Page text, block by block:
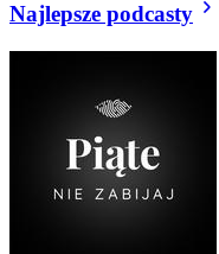
Najlepsze podcasty